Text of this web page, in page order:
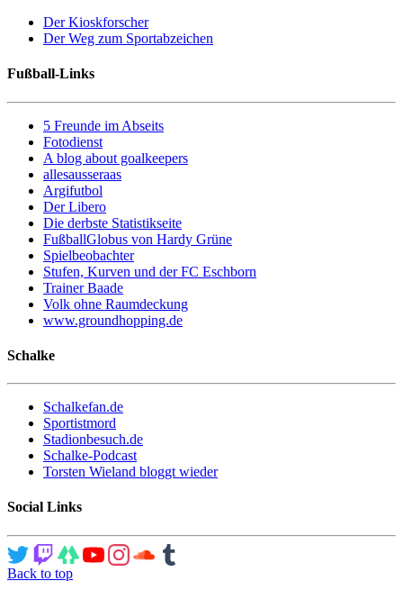
Der Kioskforscher
Der Weg zum Sportabzeichen
Fußball-Links
5 Freunde im Abseits
Fotodienst
A blog about goalkeepers
allesausseraas
Argifutbol
Der Libero
Die derbste Statistikseite
FußballGlobus von Hardy Grüne
Spielbeobachter
Stufen, Kurven und der FC Eschborn
Trainer Baade
Volk ohne Raumdeckung
www.groundhopping.de
Schalke
Schalkefan.de
Sportistmord
Stadionbesuch.de
Schalke-Podcast
Torsten Wieland bloggt wieder
Social Links
Back to top